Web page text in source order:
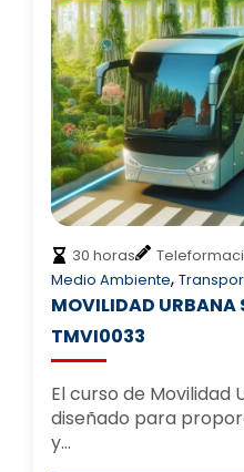
30 horas
Medio Ambiente,
MOVILIDAD URBANA
TMVI0033
El curso de Movilidad
diseñado para
y…